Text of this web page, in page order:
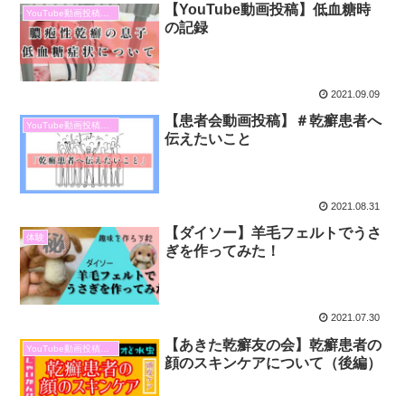
【YouTube動画投稿】低血糖時
の記録
2021.09.09
【患者会動画投稿】＃乾癬患者へ
伝えたいこと
2021.08.31
体験
【ダイソー】羊毛フェルトでうさ
ぎを作ってみた！
2021.07.30
YouTube動画投稿報告
【あきた乾癬友の会】乾癬患者の
顔のスキンケアについて（後編）